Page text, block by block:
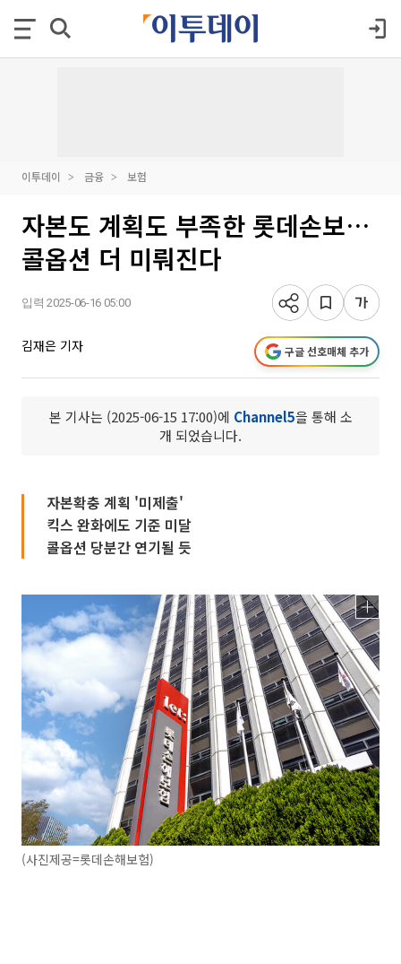
이투데이 금융 보험
자본도 계획도 부족한 롯데손보…
콜옵션 더 미뤄진다
입력 2025-06-16 05:00
김재은 기자 구글 선호매체 추가
본 기사는 (2025-06-15 17:00)에 Channel5을 통해 소
개 되었습니다.
자본확충 계획 '미제출'
킥스 완화에도 기준 미달
콜옵션 당분간 연기될 듯
(사진제공=롯데손해보험)